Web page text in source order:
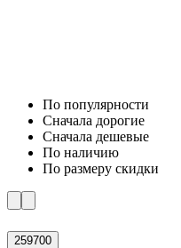
По популярности
Cначала дорогие
Cначала дешевые
По наличию
По размеру скидки
259700